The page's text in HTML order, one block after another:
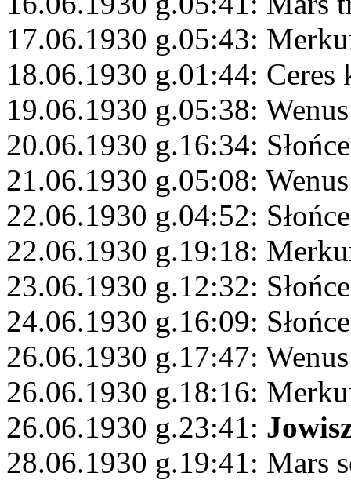
17.06.1930 g.05:43:
18.06.1930 g.01:44:
19.06.1930 g.05:38:
20.06.1930 g.16:34:
21.06.1930 g.05:08:
22.06.1930 g.04:52:
22.06.1930 g.19:18:
23.06.1930 g.12:32:
24.06.1930 g.16:09:
26.06.1930 g.17:47:
26.06.1930 g.18:16:
26.06.1930 g.23:41:
28.06.1930 g.19:41: Mars